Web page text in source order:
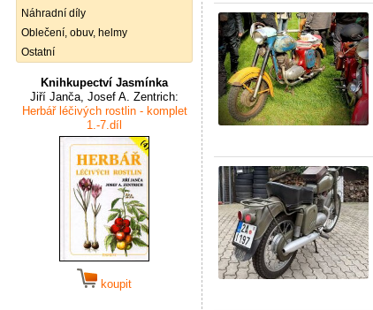
Náhradní díly
Oblečení, obuv, helmy
Ostatní
Knihkupectví Jasmínka
Jiří Janča, Josef A. Zentrich:
Herbář léčivých rostlin - komplet
1.-7.díl
koupit